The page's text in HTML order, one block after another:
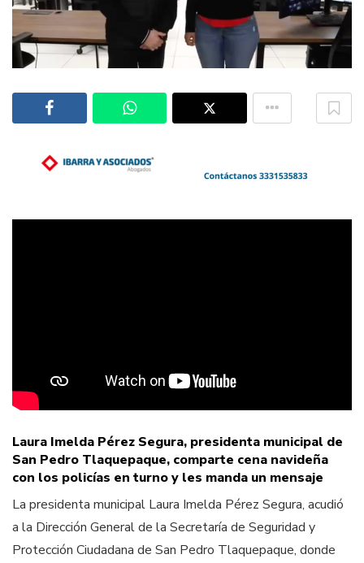
Laura Imelda Pérez Segura, presidenta municipal de
San Pedro Tlaquepaque, comparte cena navideña
con los policías en turno y les manda un mensaje
La presidenta municipal Laura Imelda Pérez Segura, acudió
a la Dirección General de la Secretaría de Seguridad y
Protección Ciudadana de San Pedro Tlaquepaque, donde